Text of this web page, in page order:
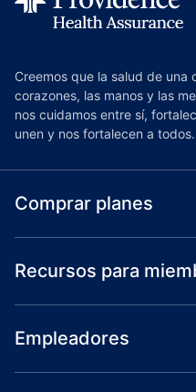
Creemos que la salud de
corazones, las manos y las
nos cuidamos entre sí,
unen y nos fortalecen a todos.
Comprar planes
Recursos para
Empleadores